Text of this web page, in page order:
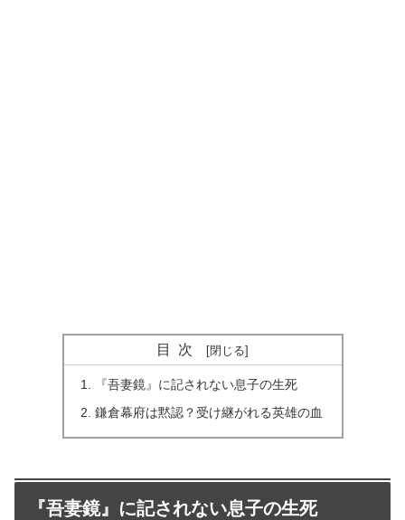
目次
『吾妻鏡』に記されない息子の生死
鎌倉幕府は黙認？受け継がれる英雄の血
『吾妻鏡』に記されない息子の生死